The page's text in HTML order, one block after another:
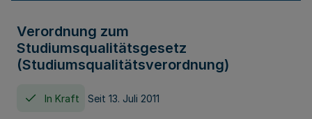
Verordnung zum
Studiumsqualitätsgesetz
(Studiumsqualitätsverordnung)
In Kraft Seit 13. Juli 2011